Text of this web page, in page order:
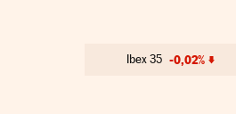
Ibex 35 -0,02%